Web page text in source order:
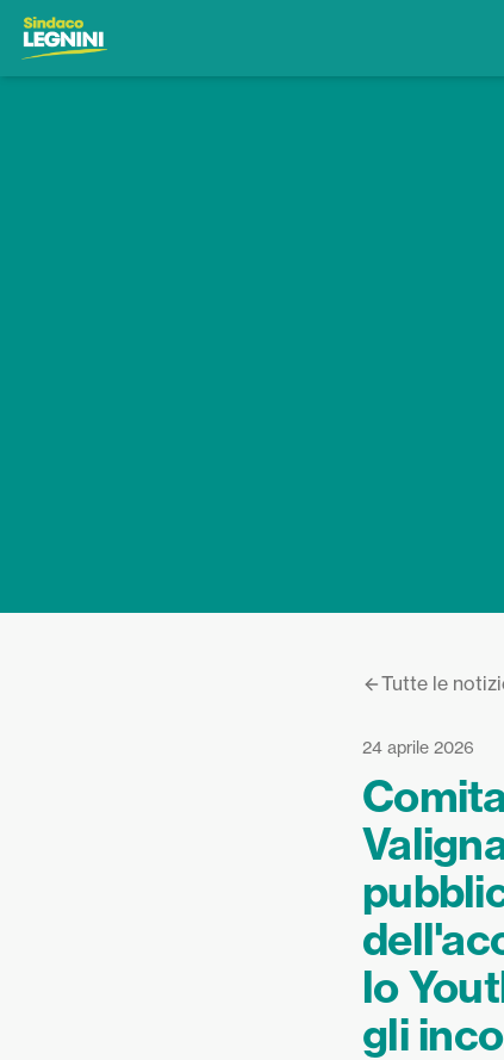
Tutte le
24 aprile 2026
lo
gli